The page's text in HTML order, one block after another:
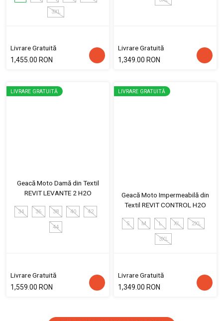
3XL
Livrare Gratuită
1,455.00 RON
Livrare Gratuită
1,349.00 RON
LIVRARE GRATUITĂ
Geacă Moto Damă din Textil
REVIT LEVANTE 2 H2O
34 36 38 40 42
44
Livrare Gratuită
1,559.00 RON
LIVRARE GRATUITĂ
Geacă Moto Impermeabilă din
Textil REVIT CONTROL H2O
S M L XL 2XL
3XL
Livrare Gratuită
1,349.00 RON